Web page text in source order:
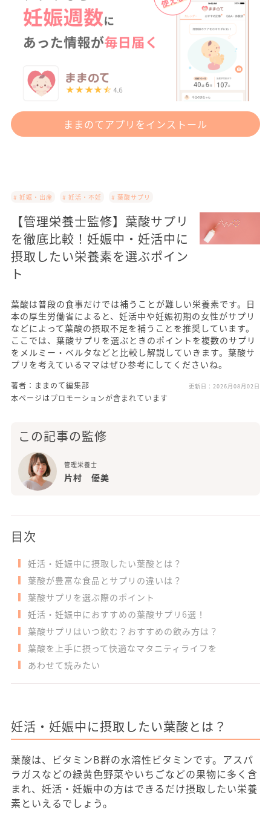
ままのてアプリをインストール
# 妊娠・出産 # 妊活・不妊 # 葉酸サプリ
【管理栄養士監修】葉酸サプリ
を徹底比較！妊娠中・妊活中に
摂取したい栄養素を選ぶポイン
ト
葉酸は普段の食事だけでは補うことが難しい栄養素です。日
本の厚生労働省によると、妊活中や妊娠初期の女性がサプリ
などによって葉酸の摂取不足を補うことを推奨しています。
ここでは、葉酸サプリを選ぶときのポイントを複数のサプリ
をメルミー・ベルタなどと比較し解説していきます。葉酸サ
プリを考えているママはぜひ参考にしてくださいね。
著者：ままのて編集部 更新日： 2026月08月02日
本ページはプロモーションが含まれています
この記事の監修
管理栄養士
片村 優美
目次
妊活・妊娠中に摂取したい葉酸とは？
葉酸が豊富な食品とサプリの違いは？
葉酸サプリを選ぶ際のポイント
妊活・妊娠中におすすめの葉酸サプリ6選！
葉酸サプリはいつ飲む？おすすめの飲み方は？
葉酸を上手に摂って快適なマタニティライフを
あわせて読みたい
妊活・妊娠中に摂取したい葉酸とは？
葉酸は、ビタミンB群の水溶性ビタミンです。アスパ
ラガスなどの緑黄色野菜やいちごなどの果物に多く含
まれ、妊活・妊娠中の方はできるだけ摂取したい栄養
素といえるでしょう。